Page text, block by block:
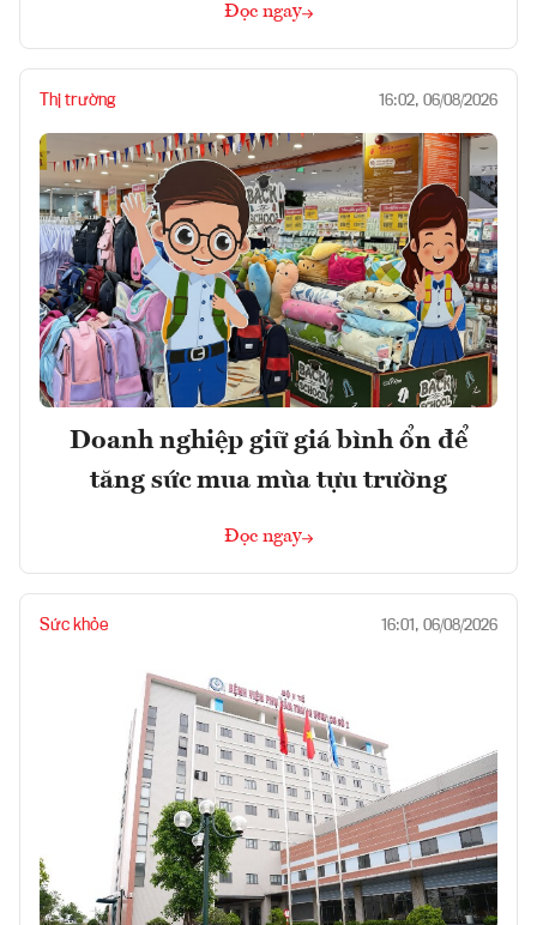
Đọc ngay
Thị trường 16:02, 06/08/2026
Doanh nghiệp giữ giá bình ổn để
tăng sức mua mùa tựu trường
Đọc ngay
Sức khỏe 16:01, 06/08/2026